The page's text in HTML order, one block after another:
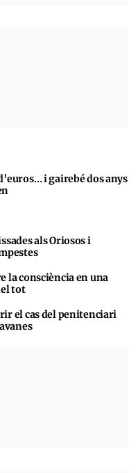
i gairebé dos anys
als Oriosos i
la consciència en una
tot
el cas del penitenciari